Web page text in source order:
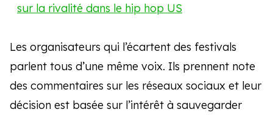
Les organisateurs qui l’écartent des festivals
parlent tous d’une même voix. Ils prennent note
des commentaires sur les réseaux sociaux et leur
décision est basée sur l’intérêt à sauvegarder
sur la rivalité dans le hip hop US